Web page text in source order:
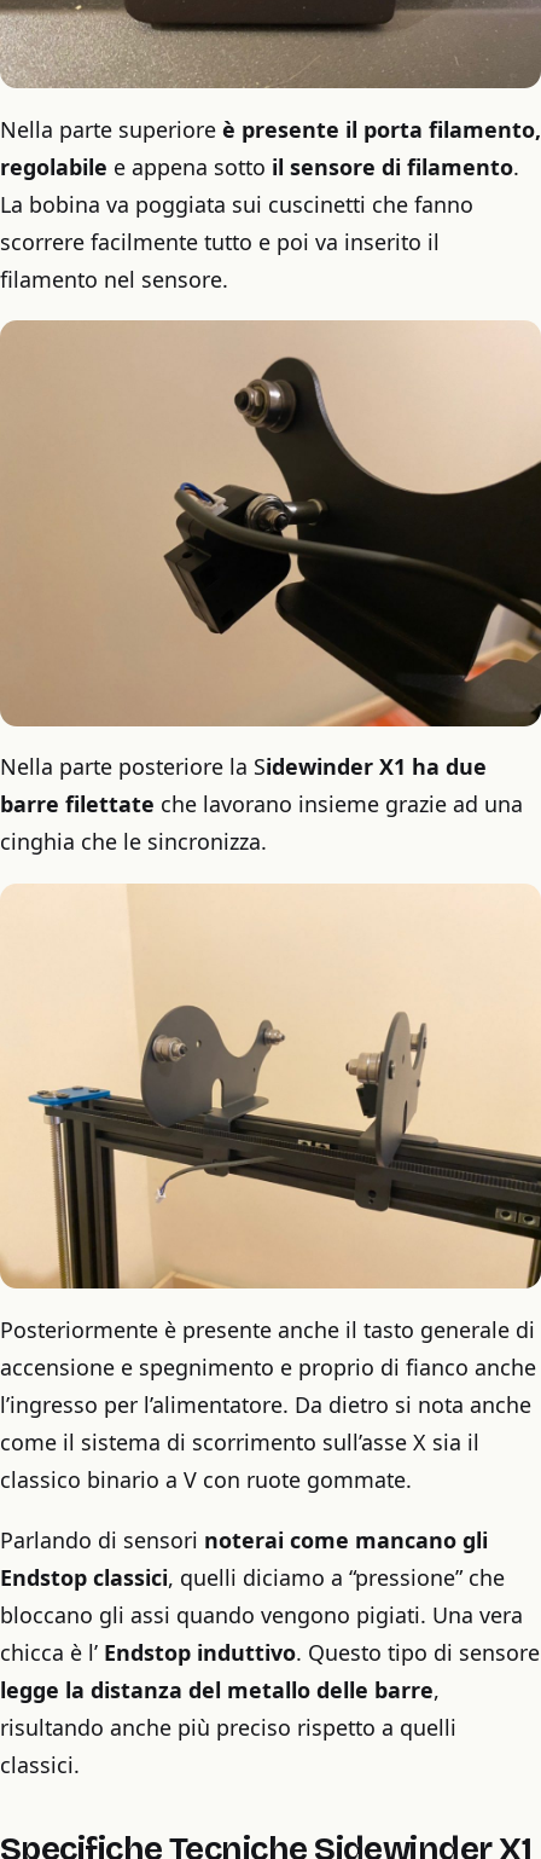
Nella parte superiore è presente il porta filamento,
regolabile e appena sotto il sensore di filamento.
La bobina va poggiata sui cuscinetti che fanno
scorrere facilmente tutto e poi va inserito il
filamento nel sensore.
Nella parte posteriore la Sidewinder X1 ha due
barre filettate che lavorano insieme grazie ad una
cinghia che le sincronizza.
Posteriormente è presente anche il tasto generale di
accensione e spegnimento e proprio di fianco anche
l’ingresso per l’alimentatore. Da dietro si nota anche
come il sistema di scorrimento sull’asse X sia il
classico binario a V con ruote gommate.
Parlando di sensori noterai come mancano gli
Endstop classici, quelli diciamo a “pressione” che
bloccano gli assi quando vengono pigiati. Una vera
chicca è l’ Endstop induttivo. Questo tipo di sensore
legge la distanza del metallo delle barre,
risultando anche più preciso rispetto a quelli
classici.
Specifiche Tecniche Sidewinder X1